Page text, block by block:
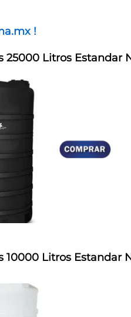
!
25000 Litros Estandar
10000 Litros Estandar